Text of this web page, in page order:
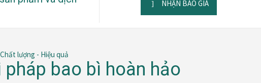
NHẬN BÁO GIÁ
lượng - Hiệu quả
pháp bao bì hoàn hảo